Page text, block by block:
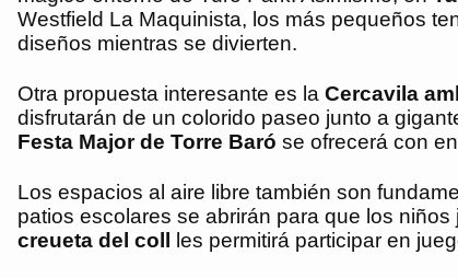
Westfield La Maquinista, los más pequeños
diseños mientras se divierten.
Otra propuesta interesante es la Cercavila
disfrutarán de un colorido paseo junto a
Festa Major de Torre Baró se ofrecerá con
Los espacios al aire libre también son
patios escolares se abrirán para que los
creueta del coll
les permitirá participar en